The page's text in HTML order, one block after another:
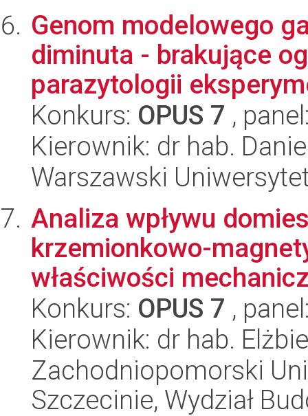
Genom modelowego
diminuta - brakujące
parazytologii
Konkurs: OPUS 7 ,
Kierownik: dr hab.
Warszawski
Analiza wpływu
krzemionkowo-
właściwości
Konkurs: OPUS 7 ,
Kierownik: dr hab.
Zachodniopomorski
Szczecinie, Wydział